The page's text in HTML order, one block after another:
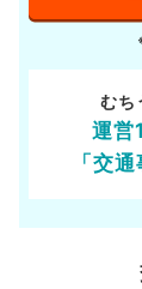
むち
運営
「交